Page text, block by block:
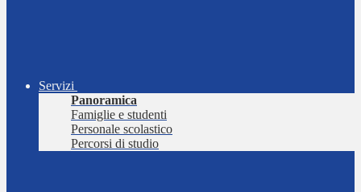
Servizi
Panoramica
Famiglie e studenti
Personale scolastico
Percorsi di studio